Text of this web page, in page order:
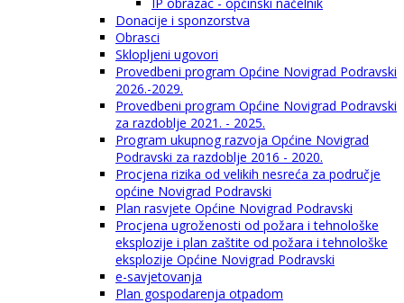
Donacije i sponzorstva
Obrasci
Sklopljeni ugovori
Provedbeni program Općine Novigrad Podravski
2026.-2029.
Provedbeni program Općine Novigrad Podravski
za razdoblje 2021. - 2025.
Program ukupnog razvoja Općine Novigrad
Podravski za razdoblje 2016 - 2020.
Procjena rizika od velikih nesreća za područje
općine Novigrad Podravski
Plan rasvjete Općine Novigrad Podravski
Procjena ugroženosti od požara i tehnološke
eksplozije i plan zaštite od požara i tehnološke
eksplozije Općine Novigrad Podravski
e-savjetovanja
Plan gospodarenja otpadom